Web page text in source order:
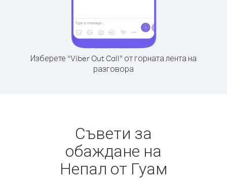
Изберете “Viber Out Call” от горната лента на
разговора
Съвети за
обаждане на
Непал от Гуам